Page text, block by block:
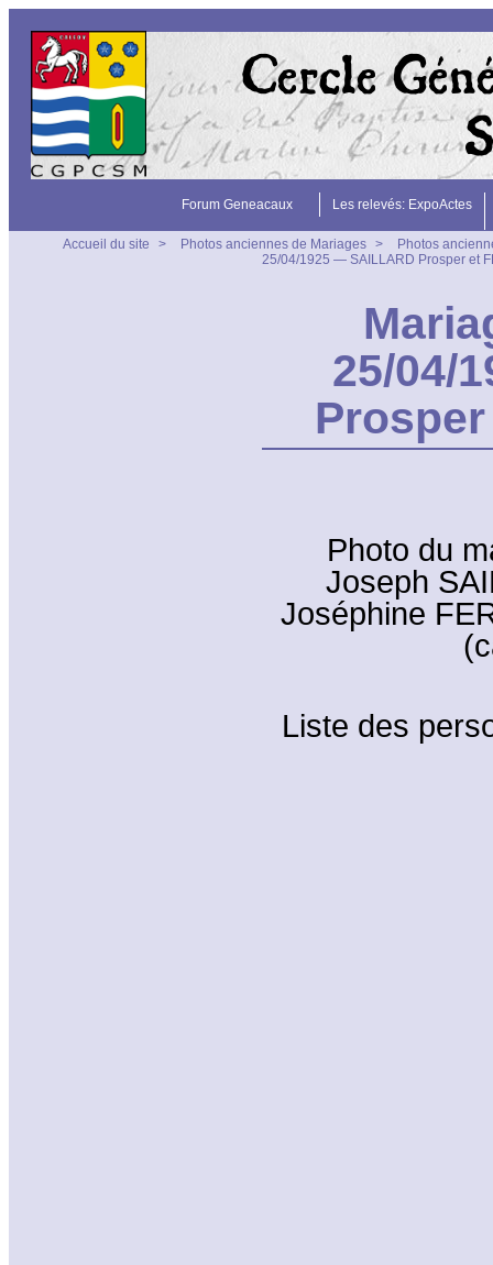
Forum Geneacaux Les relevés: ExpoActes
Accueil du site > Photos anciennes de Mariages >
Photos
25/04/1925 — SAILLARD Prosper et
25/04/
Photo du
Joseph
Joséphine
Liste des